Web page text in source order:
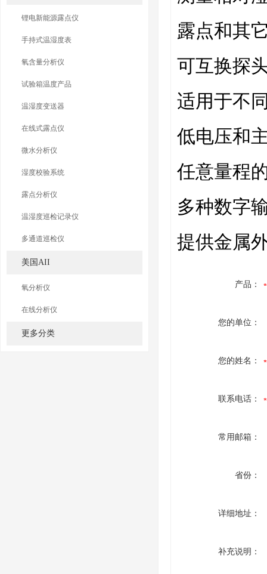
锂电新能源露点仪
手持式温湿度表
氧含量分析仪
试验箱温度产品
温湿度变送器
在线式露点仪
微水分析仪
湿度校验系统
露点分析仪
温湿度巡检记录仪
多通道巡检仪
美国AII
氧分析仪
在线分析仪
更多分类
露点和其
可互换探
适用于不
低电压和
任意量程
多种数字
提供金属
产品：
您的单位：
您的姓名：
联系电话：
常用邮箱：
省份：
详细地址：
补充说明：